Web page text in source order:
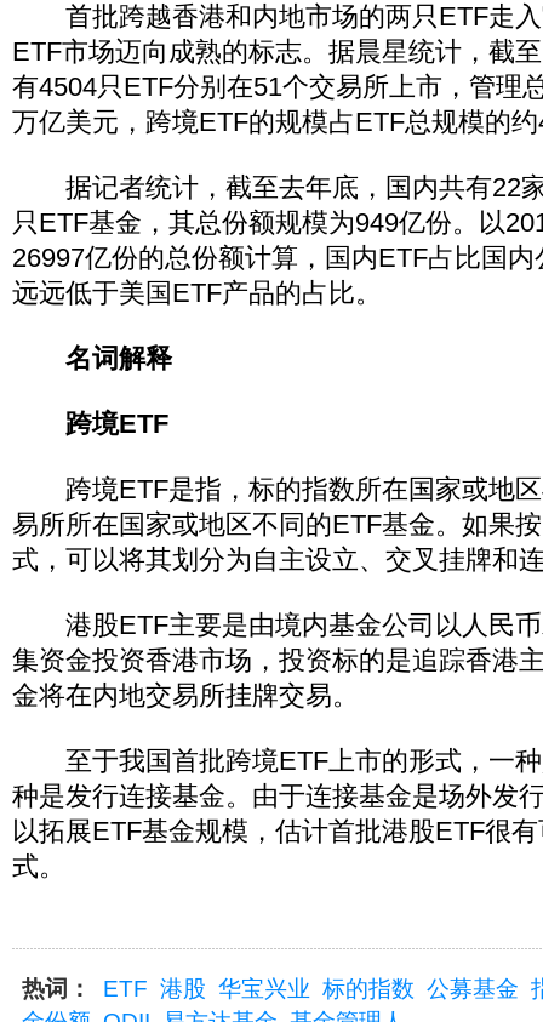
首批跨越香港和内地市场的两只ETF走入
ETF市场迈向成熟的标志。据晨星统计，截
有4504只ETF分别在51个交易所上市，管理
万亿美元，跨境ETF的规模占ETF总规模的
据记者统计，截至去年底，国内共有22
只ETF基金，其总份额规模为949亿份。以
26997亿份的总份额计算，国内ETF占比国
远远低于美国ETF产品的占比。
名词解释
跨境ETF
跨境ETF是指，标的指数所在国家或地区
易所所在国家或地区不同的ETF基金。如果
式，可以将其划分为自主设立、交叉挂牌和
港股ETF主要是由境内基金公司以人民币
集资金投资香港市场，投资标的是追踪香港
金将在内地交易所挂牌交易。
至于我国首批跨境ETF上市的形式，一种
种是发行连接基金。由于连接基金是场外发
以拓展ETF基金规模，估计首批港股ETF很
式。
热词： ETF 港股 华宝兴业 标的指数 公募基金